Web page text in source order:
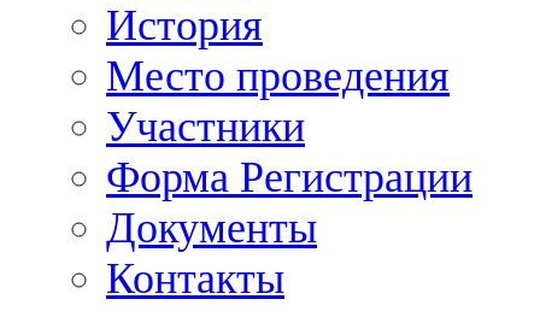
История
Место проведения
Участники
Форма Регистрации
Документы
Контакты